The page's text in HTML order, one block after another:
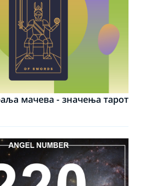
мачева - значења тарот